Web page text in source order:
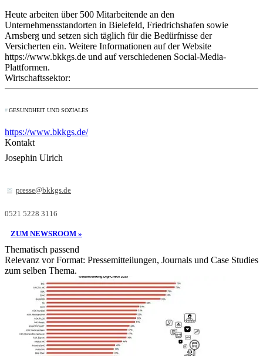
Heute arbeiten über 500 Mitarbeitende an den
Unternehmensstandorten in Bielefeld, Friedrichshafen sowie
Arnsberg und setzen sich täglich für die Bedürfnisse der
Versicherten ein. Weitere Informationen auf der Website
https://www.bkkgs.de und auf verschiedenen Social-Media-
Plattformen.
Wirtschaftssektor:
GESUNDHEIT UND SOZIALES
https://www.bkkgs.de/
Kontakt
Josephin Ulrich
presse@bkkgs.de
0521 5228 3116
ZUM NEWSROOM »
Thematisch passend
Relevanz vor Format: Pressemitteilungen, Journals und Case Studies
zum selben Thema.